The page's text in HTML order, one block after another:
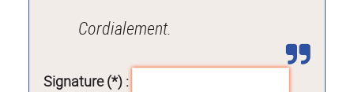
Cordialement.
Signature (*) :